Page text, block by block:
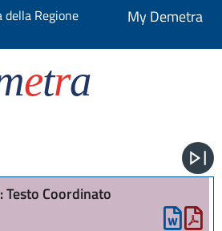
della Regione
My Demetra
etra
Coordinato